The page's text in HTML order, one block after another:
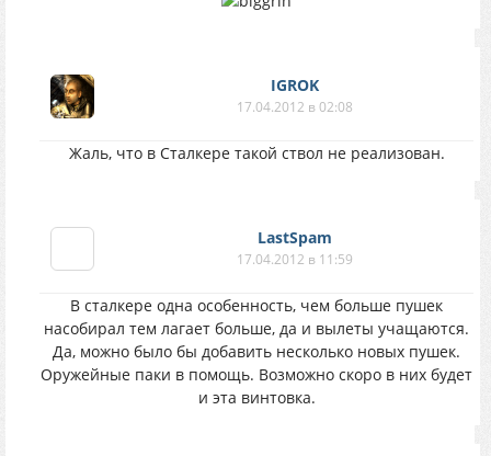
IGROK
17.04.2012 в 02:08
Жаль, что в Сталкере такой ствол не реализован.
LastSpam
17.04.2012 в 11:59
В сталкере одна особенность, чем больше пушек
насобирал тем лагает больше, да и вылеты учащаются.
Да, можно было бы добавить несколько новых пушек.
Оружейные паки в помощь. Возможно скоро в них будет
и эта винтовка.